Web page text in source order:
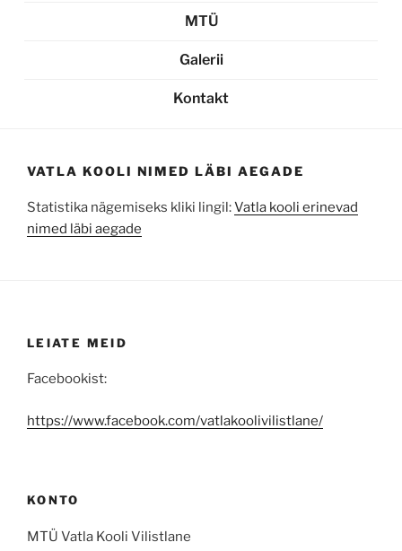
MTÜ
Galerii
Kontakt
VATLA KOOLI NIMED LÄBI AEGADE
Statistika nägemiseks kliki lingil:Vatla kooli erinevad
nimed läbi aegade
LEIATE MEID
Facebookist:
https://www.facebook.com/vatlakoolivilistlane/
KONTO
MTÜ Vatla Kooli Vilistlane